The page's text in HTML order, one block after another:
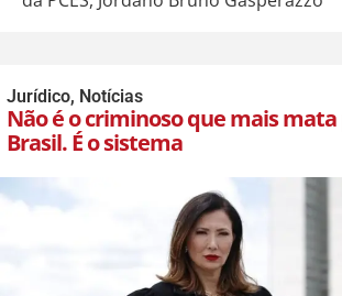
Jurídico, Notícias
Não é o criminoso que mais
Brasil. É o sistema